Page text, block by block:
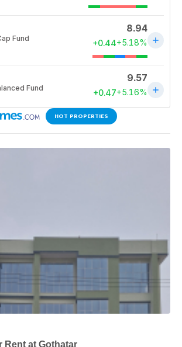
HOT PROPERTIES
Rent at Gothatar